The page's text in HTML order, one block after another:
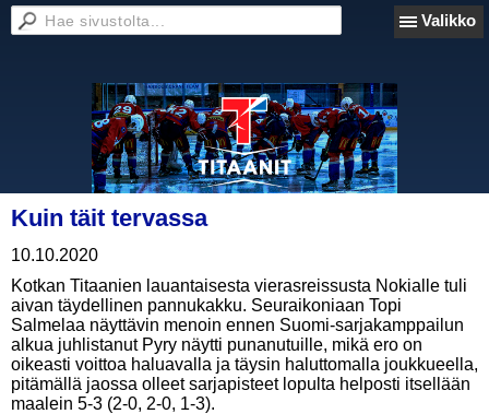
Valikko
Kuin täit tervassa
10.10.2020
Kotkan Titaanien lauantaisesta vierasreissusta Nokialle tuli
aivan täydellinen pannukakku. Seuraikoniaan Topi
Salmelaa näyttävin menoin ennen Suomi-sarjakamppailun
alkua juhlistanut Pyry näytti punanutuille, mikä ero on
oikeasti voittoa haluavalla ja täysin haluttomalla joukkueella,
pitämällä jaossa olleet sarjapisteet lopulta helposti itsellään
maalein 5-3 (2-0, 2-0, 1-3).